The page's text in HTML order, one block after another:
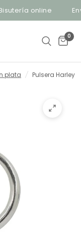
online
0
plata / Pulsera Harley